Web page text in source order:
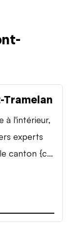
Tramelan
à l'intérieur,
experts
canton {c...